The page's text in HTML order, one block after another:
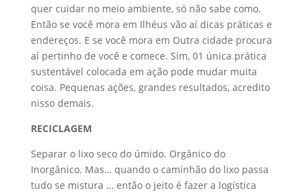
quer cuidar no meio ambiente, só não sabe como.
Então se você mora em Ilhéus vão aí dicas práticas e
endereços. E se você mora em Outra cidade procura
aí pertinho de você e comece. Sim, 01 única prática
sustentável colocada em ação pode mudar muita
coisa. Pequenas ações, grandes resultados, acredito
nisso demais.
RECICLAGEM
Separar o lixo seco do úmido. Orgânico do
Inorgânico. Mas… quando o caminhão do lixo passa
tudo se mistura … então o jeito é fazer a logística